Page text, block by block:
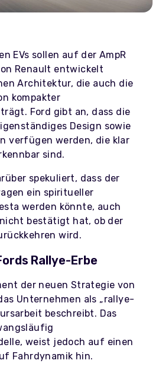
EVs sollen auf der AmpR
Renault entwickelt
Architektur, die auch die
kompakter
Ford gibt an, dass die
Design sowie
verfügen werden, die klar
sind.
spekuliert, dass der
ein spiritueller
werden könnte, auch
bestätigt hat, ob der
wird.
Rallye-Erbe
der neuen Strategie von
Unternehmen als „rallye-
beschreibt. Das
weist jedoch auf einen
Fahrdynamik hin.